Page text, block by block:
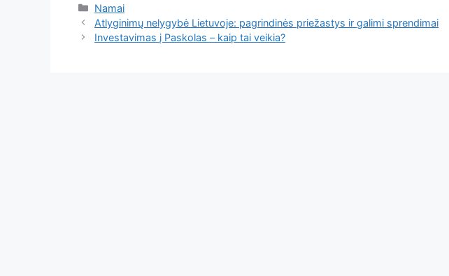
Kategorijos
Namai
Atlyginimų nelygybė Lietuvoje: pagrindinės priežastys ir galimi sprendimai
Investavimas į Paskolas – kaip tai veikia?